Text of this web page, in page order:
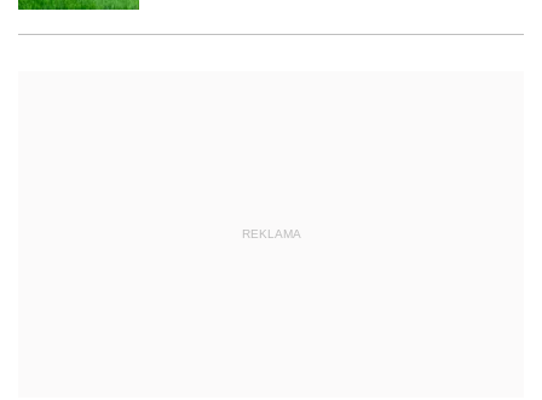
REKLAMA